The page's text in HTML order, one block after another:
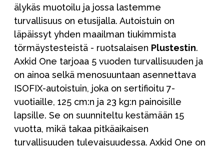
älykäs muotoilu ja jossa lastemme
turvallisuus on etusijalla. Autoistuin on
läpäissyt yhden maailman tiukimmista
törmäystesteistä - ruotsalaisen Plustestin.
Axkid One tarjoaa 5 vuoden turvallisuuden ja
on ainoa selkä menosuuntaan asennettava
ISOFIX-autoistuin, joka on sertifioitu 7-
vuotiaille, 125 cm:n ja 23 kg:n painoisille
lapsille. Se on suunniteltu kestämään 15
vuotta, mikä takaa pitkäaikaisen
turvallisuuden tulevaisuudessa. Axkid One on